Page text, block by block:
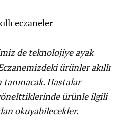
eczaneler
de teknolojiye ayak
ürünler akıllı
Hastalar
ürünle ilgili
okuyabilecekler.